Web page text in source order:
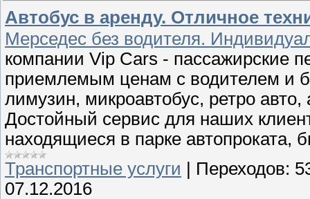
Автобус в аренду. Отличное
Мерседес без водителя.
компании Vip Cars - пассажирские
приемлемым ценам с водителем и
лимузин, микроавтобус, ретро
Достойный сервис для наших
находящиеся в парке автопроката,
Транспортные услуги | Переходов:
07.12.2016